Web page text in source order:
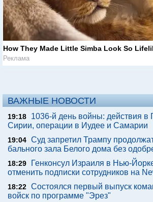
How They Made Little Simba Look So
Реклама
ВАЖНЫЕ НОВОСТИ
19:18
1036-й день войны: действия в
Сирии, операции в Иудее и Самарии
19:04 Суд запретил Трампу
бального зала Белого дома без
18:29
Генконсул Израиля в Нью-
отменить подписки сотрудников на
18:22 Состоялся первый выпуск
войск по программе "Эрез"